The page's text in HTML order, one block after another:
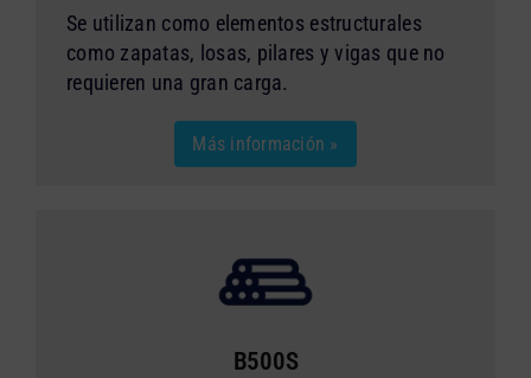
Se utilizan como elementos estructurales
como zapatas, losas, pilares y vigas que no
requieren una gran carga.
Más información »
B500S